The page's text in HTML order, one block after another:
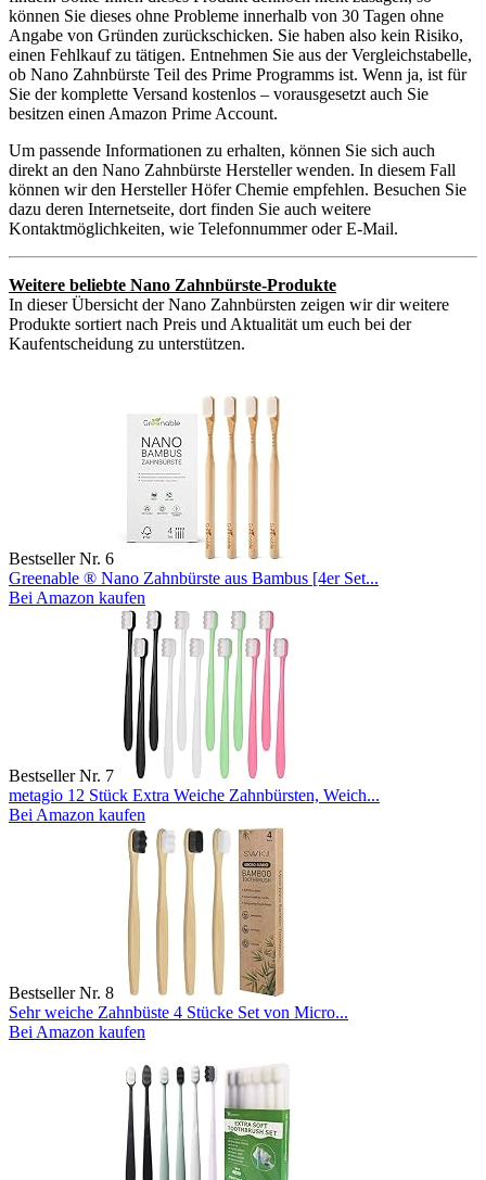
können Sie dieses ohne Probleme innerhalb von 30 Tagen ohne
Angabe von Gründen zurückschicken. Sie haben also kein Risiko,
einen Fehlkauf zu tätigen. Entnehmen Sie aus der Vergleichstabelle,
ob Nano Zahnbürste Teil des Prime Programms ist. Wenn ja, ist für
Sie der komplette Versand kostenlos – vorausgesetzt auch Sie
besitzen einen Amazon Prime Account.
Um passende Informationen zu erhalten, können Sie sich auch
direkt an den Nano Zahnbürste Hersteller wenden. In diesem Fall
können wir den Hersteller Höfer Chemie empfehlen. Besuchen Sie
dazu deren Internetseite, dort finden Sie auch weitere
Kontaktmöglichkeiten, wie Telefonnummer oder E-Mail.
Weitere beliebte Nano Zahnbürste-Produkte
In dieser Übersicht der Nano Zahnbürsten zeigen wir dir weitere
Produkte sortiert nach Preis und Aktualität um euch bei der
Kaufentscheidung zu unterstützen.
Bestseller Nr. 6
Greenable ® Nano Zahnbürste aus Bambus [4er Set...
Bei Amazon kaufen
Bestseller Nr. 7
metagio 12 Stück Extra Weiche Zahnbürsten, Weich...
Bei Amazon kaufen
Bestseller Nr. 8
Sehr weiche Zahnbüste 4 Stücke Set von Micro...
Bei Amazon kaufen